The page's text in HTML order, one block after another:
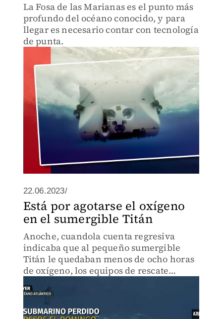
La Fosa de las Marianas es el punto más
profundo del océano conocido, y para
llegar es necesario contar con tecnología
de punta.
22.06.2023/
Está por agotarse el oxígeno
en el sumergible Titán
Anoche, cuandola cuenta regresiva
indicaba que al pequeño sumergible
Titán le quedaban menos de ocho horas
de oxígeno, los equipos de rescate
seguían su carrera contrarreloj para
encontrar con vida a los cinco pasajeros
que lleva en su interior.